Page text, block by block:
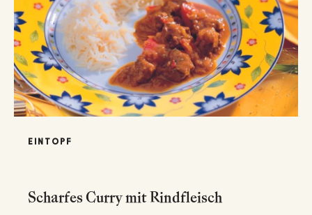
EINTOPF
Scharfes Curry mit Rindfleisch